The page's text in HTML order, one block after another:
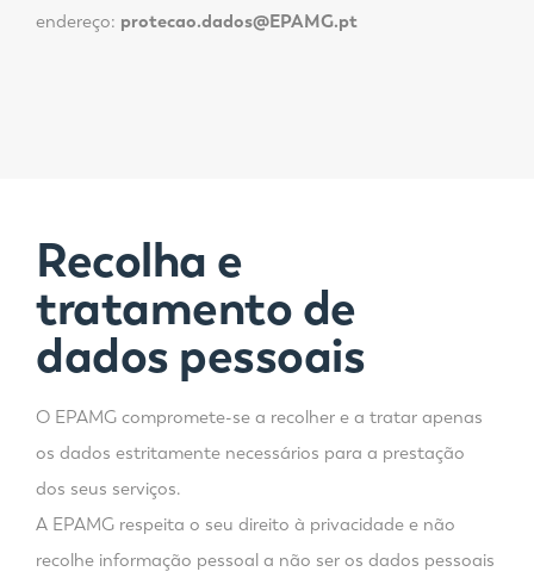
endereço: protecao.dados@EPAMG.pt
Recolha e
tratamento de
dados pessoais
O EPAMG compromete-se a recolher e a tratar apenas
os dados estritamente necessários para a prestação
dos seus serviços.
A EPAMG respeita o seu direito à privacidade e não
recolhe informação pessoal a não ser os dados pessoais